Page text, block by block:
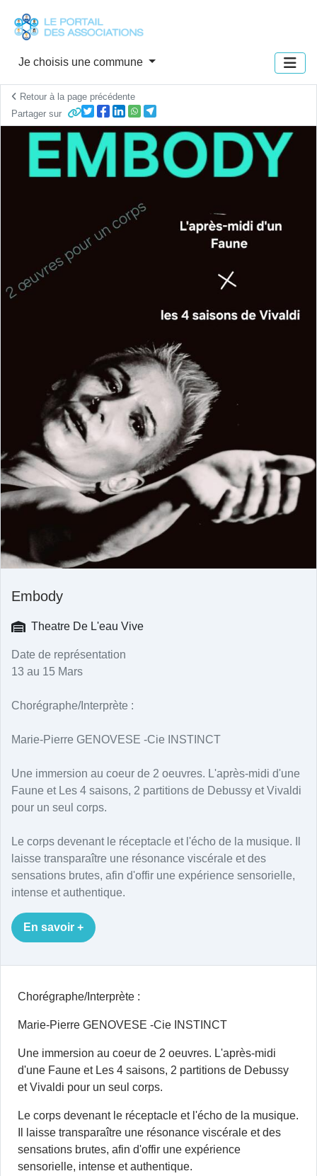
Je choisis une commune
Retour à la page précédente
Partager sur
Embody
Theatre De L'eau Vive
Date de représentation
13 au 15 Mars
Chorégraphe/Interprète :
Marie-Pierre GENOVESE -Cie INSTINCT
Une immersion au coeur de 2 oeuvres. L'après-midi d'une
Faune et Les 4 saisons, 2 partitions de Debussy et Vivaldi
pour un seul corps.
Le corps devenant le réceptacle et l'écho de la musique. Il
laisse transparaître une résonance viscérale et des
sensations brutes, afin d'offir une expérience sensorielle,
intense et authentique.
En savoir +
Chorégraphe/Interprète :
Marie-Pierre GENOVESE -Cie INSTINCT
Une immersion au coeur de 2 oeuvres. L'après-midi
d'une Faune et Les 4 saisons, 2 partitions de Debussy
et Vivaldi pour un seul corps.
Le corps devenant le réceptacle et l'écho de la musique.
Il laisse transparaître une résonance viscérale et des
sensations brutes, afin d'offir une expérience
sensorielle, intense et authentique.